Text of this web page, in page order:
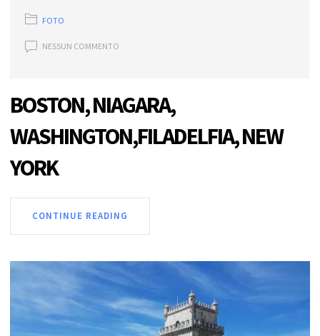
FOTO
NESSUN COMMENTO
BOSTON, NIAGARA,
WASHINGTON,FILADELFIA, NEW
YORK
CONTINUE READING